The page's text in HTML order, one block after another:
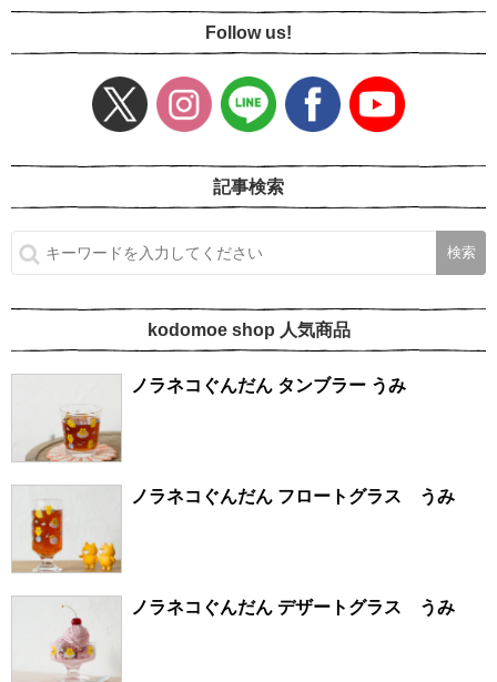
Follow us!
記事検索
kodomoe shop 人気商品
ノラネコぐんだん タンブラー うみ
ノラネコぐんだん フロートグラス うみ
ノラネコぐんだん デザートグラス うみ